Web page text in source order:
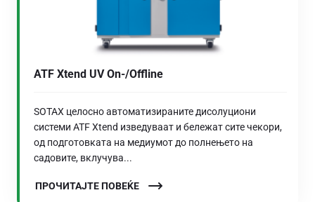
ATF Xtend UV On-/Offline
SOTAX целосно автоматизираните дисолуциони
системи ATF Xtend изведуваат и бележат сите чекори,
од подготовката на медиумот до полнењето на
садовите, вклучува...
ПРОЧИТАЈТЕ ПОВЕЌЕ